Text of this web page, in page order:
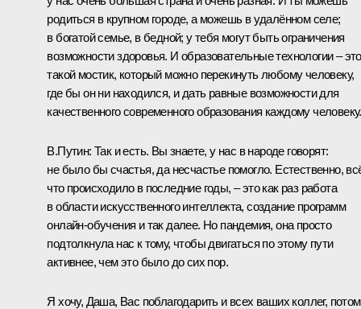
родиться в крупном городе, а можешь в удалённом селе;
в богатой семье, в бедной; у тебя могут быть ограничения
возможности здоровья. И образовательные технологии – это
такой мостик, который можно перекинуть любому человеку,
где бы он ни находился, и дать равные возможности для
качественного современного образования каждому человеку.
В.Путин: Так и есть. Вы знаете, у нас в народе говорят:
не было бы счастья, да несчастье помогло. Естественно,
что происходило в последние годы, – это как раз работа
в области искусственного интеллекта, создание программ
онлайн‑обучения и так далее. Но пандемия, она просто
подтолкнула нас к тому, чтобы двигаться по этому пути
активнее, чем это было до сих пор.
Я хочу, Даша, Вас поблагодарить и всех ваших коллег,